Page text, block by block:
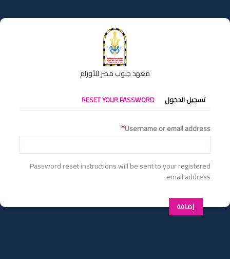
إلى
المحتوى
معهد جنوب مصر للأورام
التبويبات
الأساسية
تسجيل الدخول RESET YOUR PASSWORD
Username or email address
Password reset instructions will be sent to your registered
email address.